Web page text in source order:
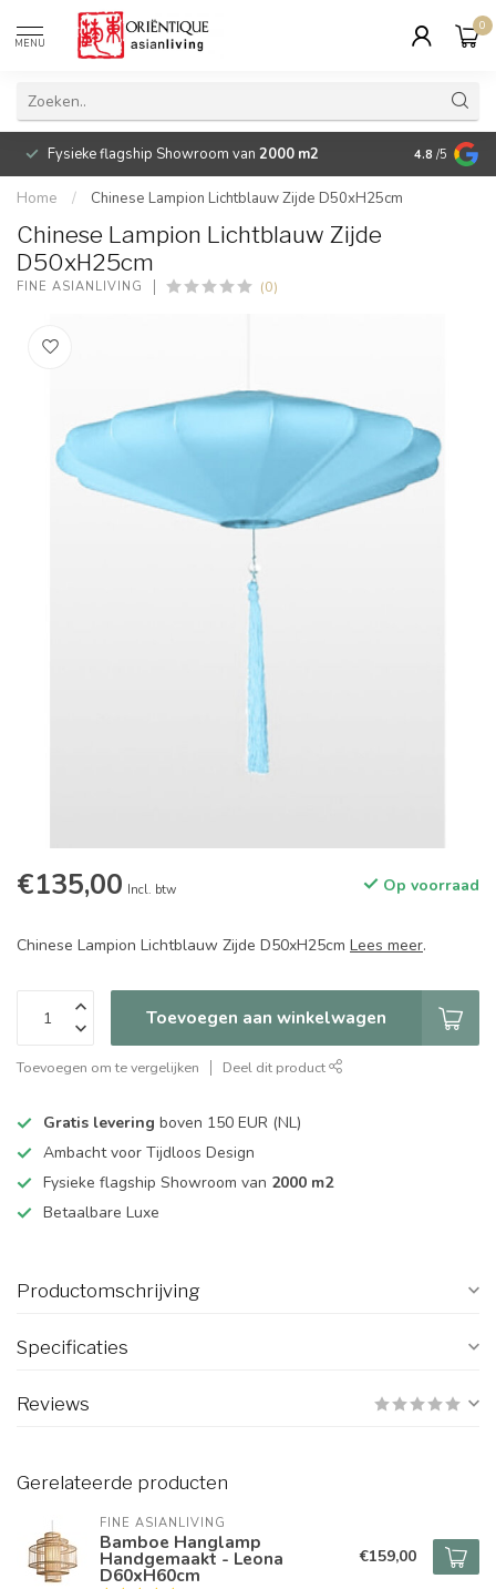
MENU
0
Fysieke flagship Showroom van 2000 m2 Betaalbare
4.8 /5
Home / Chinese Lampion Lichtblauw Zijde D50xH25cm
Chinese Lampion Lichtblauw Zijde
D50xH25cm
FINE ASIANLIVING (0)
€135,00 Incl. btw Op voorraad
Chinese Lampion Lichtblauw Zijde D50xH25cm Lees meer.
Toevoegen aan winkelwagen
Toevoegen om te vergelijken Deel dit product
Gratis levering boven 150 EUR (NL)
Ambacht voor Tijdloos Design
Fysieke flagship Showroom van 2000 m2
Betaalbare Luxe
Productomschrijving
Specificaties
Reviews
Gerelateerde producten
FINE ASIANLIVING
Bamboe Hanglamp
Handgemaakt - Leona
D60xH60cm
€159,00